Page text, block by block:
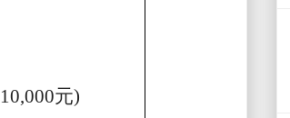
10,000元)